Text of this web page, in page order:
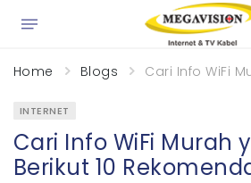
Home Blogs Cari Info WiFi
INTERNET
Cari Info WiFi Murah
Berikut 10